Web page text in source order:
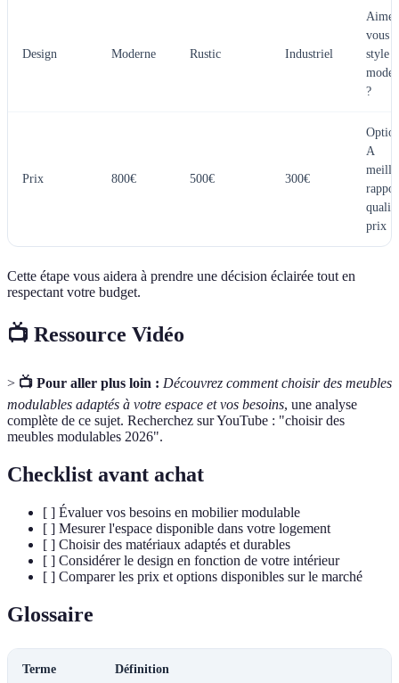
Design Moderne Rustic Industriel
vous
style
?
Prix 800€ 500€ 300€
A
prix
Cette étape vous aidera à prendre une décision éclairée tout en
respectant votre budget.
📺 Ressource Vidéo
> 📺 Pour aller plus loin : Découvrez comment choisir des meubles
modulables adaptés à votre espace et vos besoins, une analyse
complète de ce sujet. Recherchez sur YouTube : "choisir des
meubles modulables 2026".
Checklist avant achat
[ ] Évaluer vos besoins en mobilier modulable
[ ] Mesurer l'espace disponible dans votre logement
[ ] Choisir des matériaux adaptés et durables
[ ] Considérer le design en fonction de votre intérieur
[ ] Comparer les prix et options disponibles sur le marché
Glossaire
Terme Définition